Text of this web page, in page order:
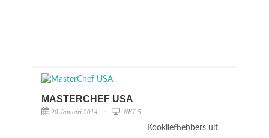
MASTERCHEF USA
20 Januari 2014 NET 5
Kookliefhebbers uit